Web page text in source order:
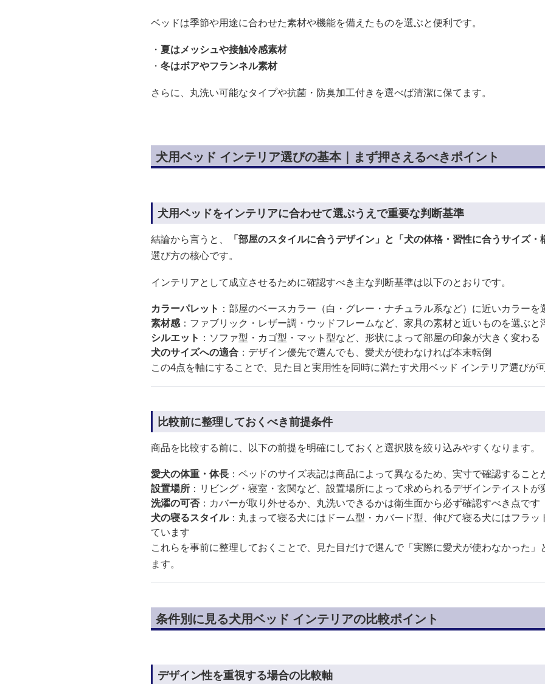
ベッドは季節や用途に合わせた素材や機能を備えたものを選ぶと便利です。
・ 夏はメッシュや接触冷感素材
・ 冬はボアやフランネル素材
さらに、丸洗い可能なタイプや抗菌・防臭加工付きを選べば清潔に保てます。
犬用ベッド インテリア選びの基本｜まず押さえるべきポイント
犬用ベッドをインテリアに合わせて選ぶうえで重要な判断基準
結論から言うと、 「部屋のスタイルに合うデザイン」と「犬の体格・習性に合うサイズ・
選び方の核心です。
インテリアとして成立させるために確認すべき主な判断基準は以下のとおりです。
カラーパレット ：部屋のベースカラー（白・グレー・ナチュラル系など）に近いカラー
素材感：ファブリック・レザー調・ウッドフレームなど、家具の素材と近いものを選ぶと
シルエット ：ソファ型・カゴ型・マット型など、形状によって部屋の印象が大きく変わる
犬のサイズへの適合 ：デザイン優先で選んでも、愛犬が使わなければ本末転倒
この4点を軸にすることで、見た目と実用性を同時に満たす犬用ベッド インテリア選びが
比較前に整理しておくべき前提条件
商品を比較する前に、以下の前提を明確にしておくと選択肢を絞り込みやすくなります。
愛犬の体重・体長 ：ベッドのサイズ表記は商品によって異なるため、実寸で確認すること
設置場所 ：リビング・寝室・玄関など、設置場所によって求められるデザインテイストが
洗濯の可否：カバーが取り外せるか、丸洗いできるかは衛生面から必ず確認すべき点です
犬の寝るスタイル：丸まって寝る犬にはドーム型・カバード型、伸びて寝る犬にはフラッ
ています
これらを事前に整理しておくことで、見た目だけで選んで「実際に愛犬が使わなかった」
ます。
条件別に見る犬用ベッド インテリアの比較ポイント
デザイン性を重視する場合の比較軸